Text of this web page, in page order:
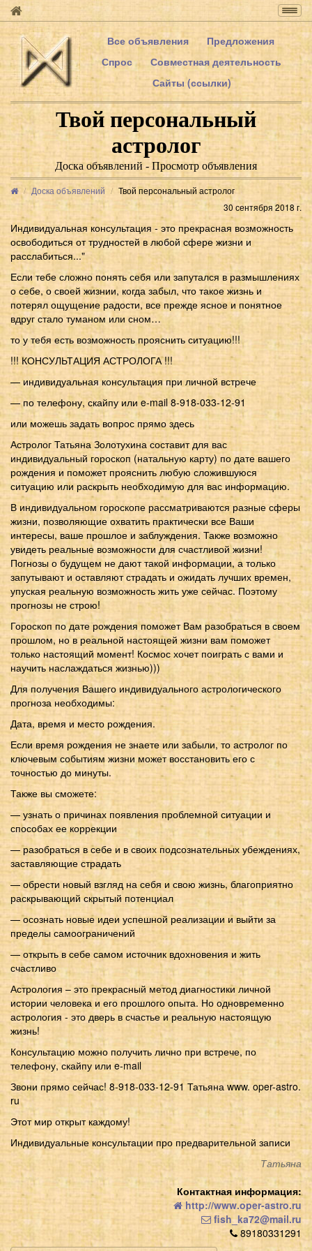
Все объявления
Предложения
Спрос
Совместная деятельность
Сайты (ссылки)
Твой персональный
астролог
Доска объявлений - Просмотр объявления
Доска объявлений
Твой персональный астролог
30 сентября 2018 г.
Индивидуальная консультация - это прекрасная возможность
освободиться от трудностей в любой сфере жизни и
расслабиться..."
Если тебе сложно понять себя или запутался в размышлениях
о себе, о своей жизнии, когда забыл, что такое жизнь и
потерял ощущение радости, все прежде ясное и понятное
вдруг стало туманом или сном…
то у тебя есть возможность прояснить ситуацию!!!
!!! КОНСУЛЬТАЦИЯ АСТРОЛОГА !!!
— индивидуальная консультация при личной встрече
— по телефону, скайпу или e-mail 8-918-033-12-91
или можешь задать вопрос прямо здесь
Астролог Татьяна Золотухина составит для вас
индивидуальный гороскоп (натальную карту) по дате вашего
рождения и поможет прояснить любую сложившуюся
ситуацию или раскрыть необходимую для вас информацию.
В индивидуальном гороскопе рассматриваются разные сферы
жизни, позволяющие охватить практически все Ваши
интересы, ваше прошлое и заблуждения. Также возможно
увидеть реальные возможности для счастливой жизни!
Погнозы о будущем не дают такой информации, а только
запутывают и оставляют страдать и ожидать лучших времен,
упуская реальную возможность жить уже сейчас. Поэтому
прогнозы не строю!
Гороскоп по дате рождения поможет Вам разобраться в своем
прошлом, но в реальной настоящей жизни вам поможет
только настоящий момент! Космос хочет поиграть с вами и
научить наслаждаться жизнью)))
Для получения Вашего индивидуального астрологического
прогноза необходимы:
Дата, время и место рождения.
Если время рождения не знаете или забыли, то астролог по
ключевым событиям жизни может восстановить его с
точностью до минуты.
Также вы сможете:
— узнать о причинах появления проблемной ситуации и
способах ее коррекции
— разобраться в себе и в своих подсознательных убеждениях,
заставляющие страдать
— обрести новый взгляд на себя и свою жизнь, благоприятно
раскрывающий скрытый потенциал
— осознать новые идеи успешной реализации и выйти за
пределы самоограничений
— открыть в себе самом источник вдохновения и жить
счастливо
Астрология – это прекрасный метод диагностики личной
истории человека и его прошлого опыта. Но одновременно
астрология - это дверь в счастье и реальную настоящую
жизнь!
Консультацию можно получить лично при встрече, по
телефону, скайпу или e-mail
Звони прямо сейчас! 8-918-033-12-91 Татьяна www. oper-astro.
ru
Этот мир открыт каждому!
Индивидуальные консультации про предварительной записи
Татьяна
Контактная информация:
http://www.oper-astro.ru
fish_ka72@mail.ru
89180331291